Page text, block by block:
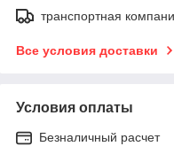
транспортная
Все условия доставки
Условия оплаты
Безналичный расчет